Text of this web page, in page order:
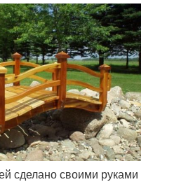
сделано своими руками